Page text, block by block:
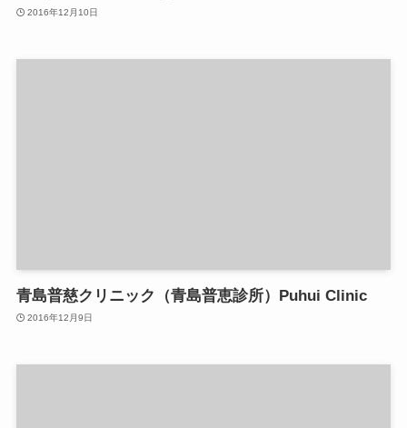
2016年12月10日
青島普慈クリニック（青島普恵診所）Puhui Clinic
2016年12月9日